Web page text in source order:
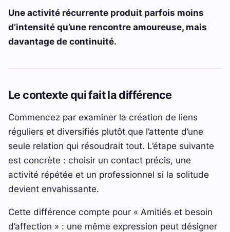
Une activité récurrente produit parfois moins
d’intensité qu’une rencontre amoureuse, mais
davantage de continuité.
Le contexte qui fait la différence
Commencez par examiner la création de liens
réguliers et diversifiés plutôt que l’attente d’une
seule relation qui résoudrait tout. L’étape suivante
est concrète : choisir un contact précis, une
activité répétée et un professionnel si la solitude
devient envahissante.
Cette différence compte pour « Amitiés et besoin
d’affection » : une même expression peut désigner